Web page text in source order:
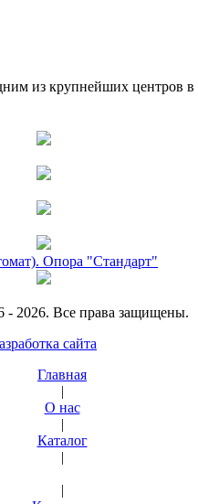
из крупнейших центров
Опора "Стандарт"
- 2026. Все права защищены.
сайта
Главная
|
О нас
|
Каталог
|
|